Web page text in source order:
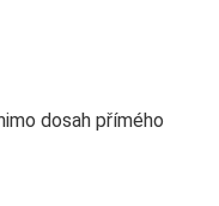
dosah přímého